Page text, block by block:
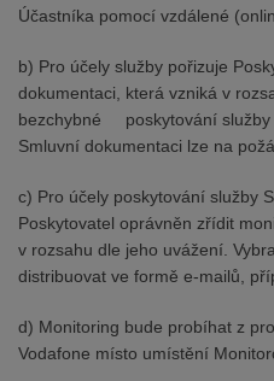
Účastníka pomocí vzdálené
b) Pro účely služby pořizuje
dokumentaci, která vzniká v
bezchybné poskytování služby
Smluvní dokumentaci lze na
c) Pro účely poskytování služby
Poskytovatel oprávněn zřídit
v rozsahu dle jeho uvážení.
distribuovat ve formě e-mailů,
d) Monitoring bude probíhat z
Vodafone místo umístění